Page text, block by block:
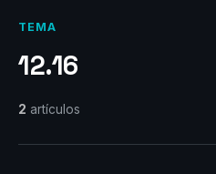
TEMA
12.16
2 artículos